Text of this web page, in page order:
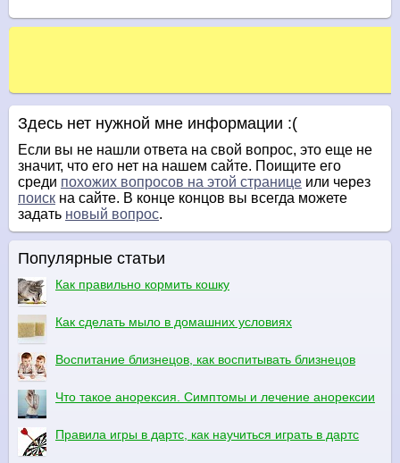
Здесь нет нужной мне информации :(
Если вы не нашли ответа на свой вопрос, это еще не
значит, что его нет на нашем сайте. Поищите его
среди похожих вопросов на этой странице или через
поиск на сайте. В конце концов вы всегда можете
задать новый вопрос.
Популярные статьи
Как правильно кормить кошку
Как сделать мыло в домашних условиях
Воспитание близнецов, как воспитывать близнецов
Что такое анорексия. Симптомы и лечение анорексии
Правила игры в дартс, как научиться играть в дартс